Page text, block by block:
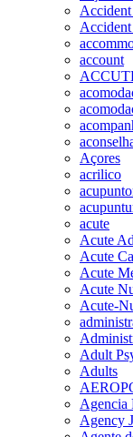
account
Açores
acrilico
acute
Acute
Acute
Acute
Acute
Acute-
Adult
Adults
Agencia
Agency